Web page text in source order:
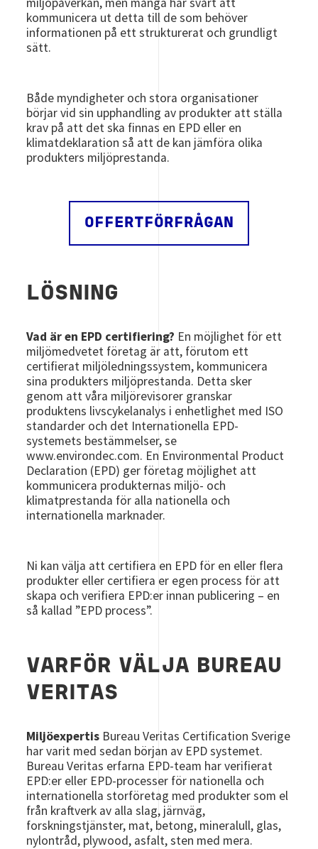
kommunicera ut detta till de som behöver
informationen på ett strukturerat och grundligt
sätt.
Både myndigheter och stora organisationer
börjar vid sin upphandling av produkter att ställa
krav på att det ska finnas en EPD eller en
klimatdeklaration så att de kan jämföra olika
produkters miljöprestanda.
OFFERTFÖRFRÅGAN
LÖSNING
Vad är en EPD certifiering? En möjlighet för ett
miljömedvetet företag är att, förutom ett
certifierat miljöledningssystem, kommunicera
sina produkters miljöprestanda. Detta sker
genom att våra miljörevisorer granskar
produktens livscykelanalys i enhetlighet med ISO
standarder och det Internationella EPD-
systemets bestämmelser, se
www.environdec.com. En Environmental Product
Declaration (EPD) ger företag möjlighet att
kommunicera produkternas miljö- och
klimatprestanda för alla nationella och
internationella marknader.
Ni kan välja att certifiera en EPD för en eller flera
produkter eller certifiera er egen process för att
skapa och verifiera EPD:er innan publicering – en
så kallad ”EPD process”.
VARFÖR VÄLJA BUREAU
VERITAS
Miljöexpertis Bureau Veritas Certification Sverige
har varit med sedan början av EPD systemet.
Bureau Veritas erfarna EPD-team har verifierat
EPD:er eller EPD-processer för nationella och
internationella storföretag med produkter som el
från kraftverk av alla slag, järnväg,
forskningstjänster, mat, betong, mineralull, glas,
nylontråd, plywood, asfalt, sten med mera.